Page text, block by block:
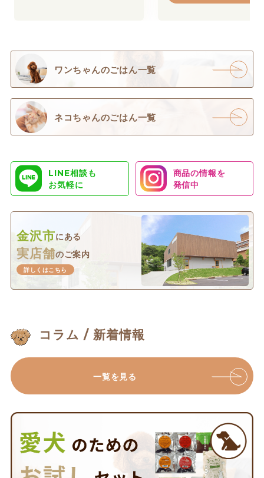
ワンちゃんのごはん一覧
ネコちゃんのごはん一覧
LINE相談も
お気軽に
商品の情報を
発信中
金沢市にある
実店舗のご案内
詳しくはこちら
コラム / 新着情報
一覧を見る